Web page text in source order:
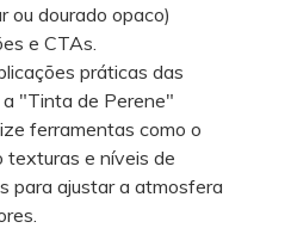
ou dourado opaco)
e CTAs.
práticas das
"Tinta de Perene"
ferramentas como o
texturas e níveis de
para ajustar a atmosfera